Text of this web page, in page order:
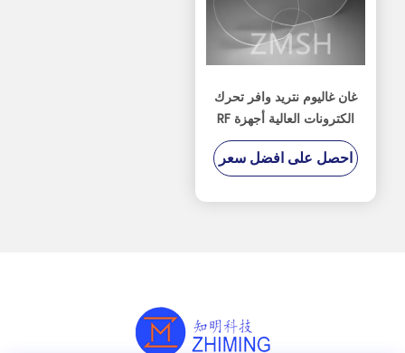
غان غاليوم نتريد وافر تحرك
الكترونات العالية أجهزة RF
البصرية الإلكترونية
والألويات
احصل على افضل سعر